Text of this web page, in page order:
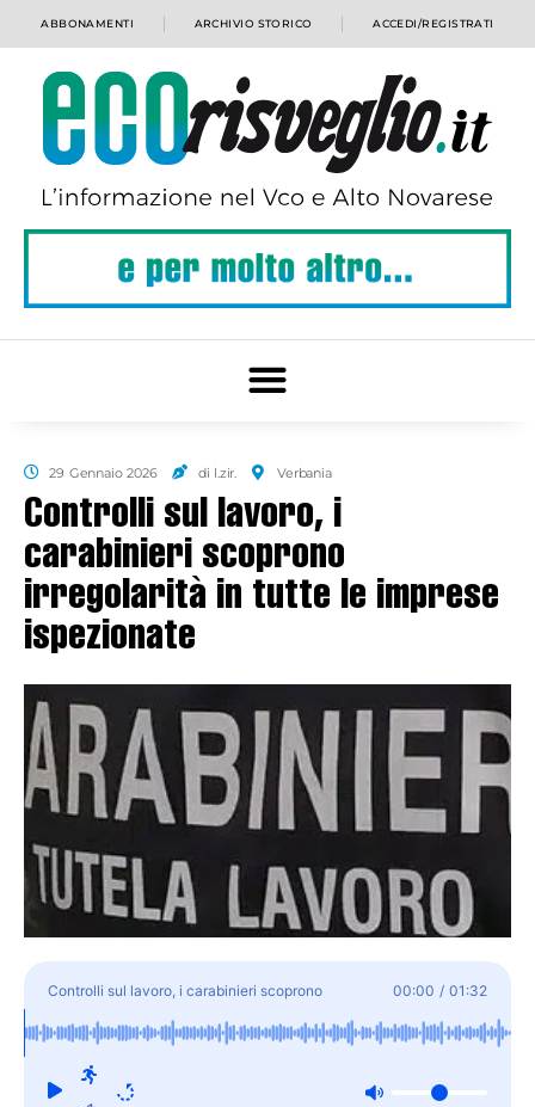
ABBONAMENTI ARCHIVIO STORICO ACCEDI/REGISTRATI
29 Gennaio 2026 di l.zir. Verbania
Controlli sul lavoro, i
carabinieri scoprono
irregolarità in tutte le imprese
ispezionate
Controlli sul lavoro, i carabinieri scoprono
irregolarità in tutte le imprese ispezionate
00:00 / 01:32